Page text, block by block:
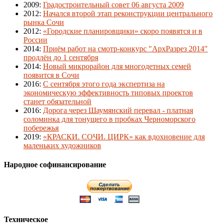
2009: Градостроительный совет 06 августа 2009
2012: Начался второй этап реконструкции центрального
рынка Сочи
2012: «Городские планировщики» скоро появятся и в
России
2014: Приём работ на смотр-конкурс "АрхРазрез 2014"
продлён до 1 сентября
2014: Новый микрорайон для многодетных семей
появится в Сочи
2016: С сентября этого года экспертиза на
экономическую эффективность типовых проектов
станет обязательной
2016: Дорога через Шаумянский перевал - платная
соломинка для тонущего в пробках Черноморского
побережья
2019: «КРАСКИ. СОЧИ. ЦИРК» как вдохновение для
маленьких художников
Народное софинансирование
Техническое